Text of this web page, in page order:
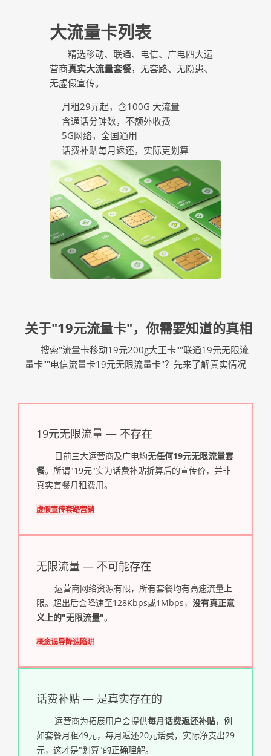
大流量卡列表
精选移动、联通、电信、广电四大运
营商真实大流量套餐，无套路、无隐患、
无虚假宣传。
月租29元起，含100G 大流量
含通话分钟数，不额外收费
5G网络，全国通用
话费补贴每月返还，实际更划算
关于"19元流量卡"，你需要知道的真相
搜索"流量卡移动19元200g大王卡""联通19元无限流
量卡""电信流量卡19元无限流量卡"？先来了解真实情况
19元无限流量 — 不存在
目前三大运营商及广电均无任何19元无限流量套
餐。所谓"19元"实为话费补贴折算后的宣传价，并非
真实套餐月租费用。
虚假宣传套路营销
无限流量 — 不可能存在
运营商网络资源有限，所有套餐均有高速流量上
限。超出后会降速至128Kbps或1Mbps， 没有真正意
义上的"无限流量"。
概念误导降速陷阱
话费补贴 — 是真实存在的
运营商为拓展用户会提供每月话费返还补贴，例
如套餐月租49元，每月返还20元话费，实际净支出29
元，这才是"划算"的正确理解。